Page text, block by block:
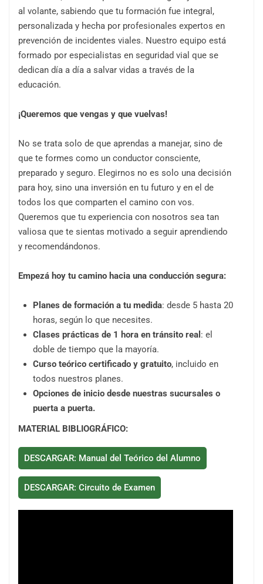
al volante, sabiendo que tu formación fue integral,
personalizada y hecha por profesionales expertos en
prevención de incidentes viales. Nuestro equipo está
formado por especialistas en seguridad vial que se
dedican día a día a salvar vidas a través de la
educación.
¡Queremos que vengas y que vuelvas!
No se trata solo de que aprendas a manejar, sino de
que te formes como un conductor consciente,
preparado y seguro. Elegirnos no es solo una decisión
para hoy, sino una inversión en tu futuro y en el de
todos los que comparten el camino con vos.
Queremos que tu experiencia con nosotros sea tan
valiosa que te sientas motivado a seguir aprendiendo
y recomendándonos.
Empezá hoy tu camino hacia una conducción segura:
Planes de formación a tu medida: desde 5 hasta 20
horas, según lo que necesites.
Clases prácticas de 1 hora en tránsito real : el
doble de tiempo que la mayoría.
Curso teórico certificado y gratuito, incluido en
todos nuestros planes.
Opciones de inicio desde nuestras sucursales o
puerta a puerta.
MATERIAL BIBLIOGRÁFICO:
DESCARGAR: Manual del Teórico del Alumno
DESCARGAR: Circuito de Examen